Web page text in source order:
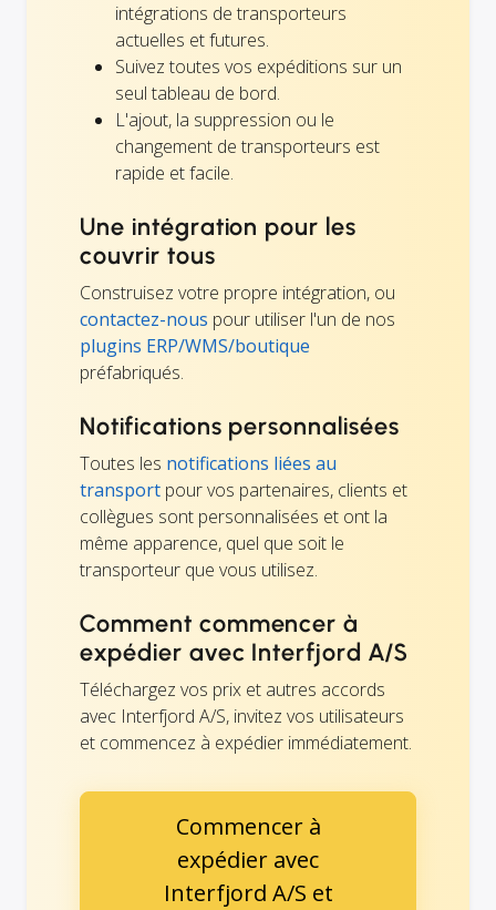
intégrations de transporteurs
actuelles et futures.
Suivez toutes vos expéditions sur un
seul tableau de bord.
L'ajout, la suppression ou le
changement de transporteurs est
rapide et facile.
Une intégration pour les
couvrir tous
Construisez votre propre intégration, ou
contactez-nous pour utiliser l'un de nos
plugins ERP/WMS/boutique
préfabriqués.
Notifications personnalisées
Toutes les notifications liées au
transport pour vos partenaires, clients et
collègues sont personnalisées et ont la
même apparence, quel que soit le
transporteur que vous utilisez.
Comment commencer à
expédier avec Interfjord A/S
Téléchargez vos prix et autres accords
avec Interfjord A/S, invitez vos utilisateurs
et commencez à expédier immédiatement.
Commencer à
expédier avec
Interfjord A/S et